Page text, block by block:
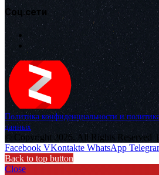
Соц.сети
Политика конфиденциальности и
данных
© Copyright 2026, All Rights Reserved |
Facebook VKontakte WhatsApp
Back to top button
Close